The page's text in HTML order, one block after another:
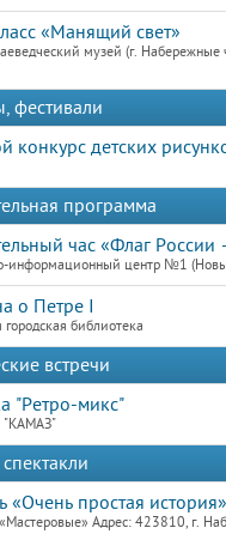
«Манящий свет»
музей (г. Набережные
фестивали
конкурс детских
программа
час «Флаг России
информационный центр №1
о Петре I
городская библиотека
встречи
"Ретро-микс"
"КАМАЗ"
«Очень простая
Адрес: 423810, г.